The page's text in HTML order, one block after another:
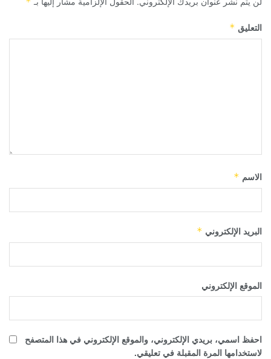
التعليق *
الاسم *
البريد الإلكتروني *
الموقع الإلكتروني
احفظ اسمي، بريدي الإلكتروني، والموقع الإلكتروني في هذا المتصفح
لاستخدامها المرة المقبلة في تعليقي.